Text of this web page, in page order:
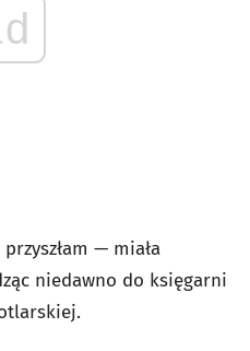
— miała
niedawno do księgarni